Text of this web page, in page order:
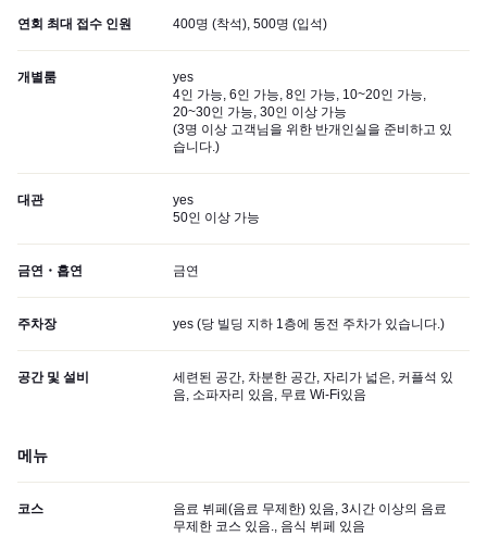
연회 최대 접수 인원 400명 (착석), 500명 (입석)
개별룸
yes
4인 가능, 6인 가능, 8인 가능, 10~20인 가능,
20~30인 가능, 30인 이상 가능
(3명 이상 고객님을 위한 반개인실을 준비하고 있
습니다.)
대관
yes
50인 이상 가능
금연・흡연 금연
주차장 yes (당 빌딩 지하 1층에 동전 주차가 있습니다.)
공간 및 설비
세련된 공간, 차분한 공간, 자리가 넓은, 커플석 있
음, 소파자리 있음, 무료 Wi-Fi있음
메뉴
코스
음료 뷔페(음료 무제한) 있음, 3시간 이상의 음료
무제한 코스 있음., 음식 뷔페 있음